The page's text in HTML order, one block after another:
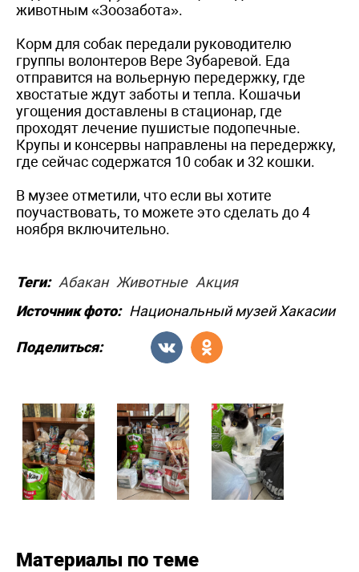
животным «Зоозабота».
Корм для собак передали руководителю
группы волонтеров Вере Зубаревой. Еда
отправится на вольерную передержку, где
хвостатые ждут заботы и тепла. Кошачьи
угощения доставлены в стационар, где
проходят лечение пушистые подопечные.
Крупы и консервы направлены на передержку,
где сейчас содержатся 10 собак и 32 кошки.
В музее отметили, что если вы хотите
поучаствовать, то можете это сделать до 4
ноября включительно.
Теги: Абакан Животные Акция
Источник фото: Национальный музей Хакасии
Поделиться:
Материалы по теме